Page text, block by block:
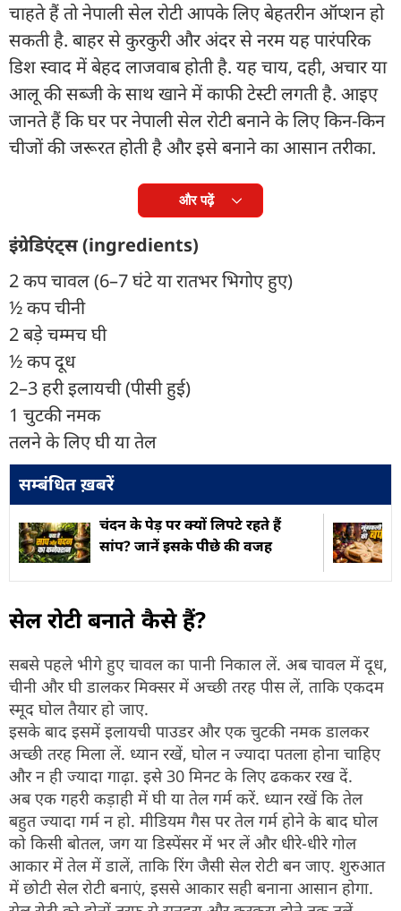
चाहते हैं तो नेपाली सेल रोटी आपके लिए बेहतरीन ऑप्शन हो
सकती है. बाहर से कुरकुरी और अंदर से नरम यह पारंपरिक
डिश स्वाद में बेहद लाजवाब होती है. यह चाय, दही, अचार या
आलू की सब्जी के साथ खाने में काफी टेस्टी लगती है. आइए
जानते हैं कि घर पर नेपाली सेल रोटी बनाने के लिए किन-किन
चीजों की जरूरत होती है और इसे बनाने का आसान तरीका.
और पढ़ें
इंग्रेडिएंट्स (ingredients)
2 कप चावल (6–7 घंटे या रातभर भिगोए हुए)
½ कप चीनी
2 बड़े चम्मच घी
½ कप दूध
2–3 हरी इलायची (पीसी हुई)
1 चुटकी नमक
तलने के लिए घी या तेल
सम्बंधित ख़बरें
चंदन के पेड़ पर क्यों लिपटे रहते हैं
सांप? जानें इसके पीेछे की वजह
सेल रोटी बनाते कैसे हैं?
सबसे पहले भीगे हुए चावल का पानी निकाल लें. अब चावल में दूध,
चीनी और घी डालकर मिक्सर में अच्छी तरह पीस लें, ताकि एकदम
स्मूद घोल तैयार हो जाए.
इसके बाद इसमें इलायची पाउडर और एक चुटकी नमक डालकर
अच्छी तरह मिला लें. ध्यान रखें, घोल न ज्यादा पतला होना चाहिए
और न ही ज्यादा गाढ़ा. इसे 30 मिनट के लिए ढककर रख दें.
अब एक गहरी कड़ाही में घी या तेल गर्म करें. ध्यान रखें कि तेल
बहुत ज्यादा गर्म न हो. मीडियम गैस पर तेल गर्म होने के बाद घोल
को किसी बोतल, जग या डिस्पेंसर में भर लें और धीरे-धीरे गोल
आकार में तेल में डालें, ताकि रिंग जैसी सेल रोटी बन जाए. शुरुआत
में छोटी सेल रोटी बनाएं, इससे आकार सही बनाना आसान होगा.